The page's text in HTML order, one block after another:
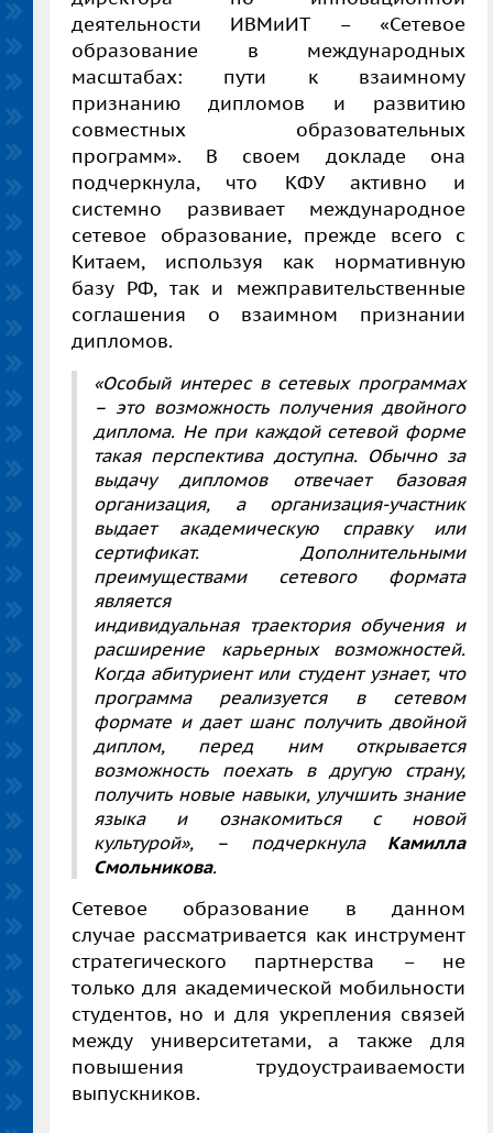
деятельности ИВМиИТ – «Сетевое
образование в международных
масштабах: пути к взаимному
признанию дипломов и развитию
совместных образовательных
программ». В своем докладе она
подчеркнула, что КФУ активно и
системно развивает международное
сетевое образование, прежде всего с
Китаем, используя как нормативную
базу РФ, так и межправительственные
соглашения о взаимном признании
дипломов.
«Особый интерес в сетевых программах
– это возможность получения двойного
диплома. Не при каждой сетевой форме
такая перспектива доступна. Обычно за
выдачу дипломов отвечает базовая
организация, а организация‑участник
выдает академическую справку или
сертификат. Дополнительными
преимуществами сетевого формата
является
индивидуальная траектория обучения и
расширение карьерных возможностей.
Когда абитуриент или студент узнает, что
программа реализуется в сетевом
формате и дает шанс получить двойной
диплом, перед ним открывается
возможность поехать в другую страну,
получить новые навыки, улучшить знание
языка и ознакомиться с новой
культурой», – подчеркнула Камилла
Смольникова.
Сетевое образование в данном
случае рассматривается как инструмент
стратегического партнерства – не
только для академической мобильности
студентов, но и для укрепления связей
между университетами, а также для
повышения трудоустраиваемости
выпускников.